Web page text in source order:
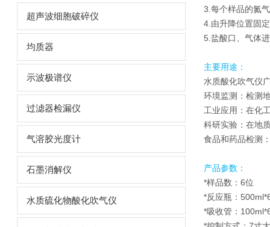
超声波细胞破碎仪
均质器
示波极谱仪
过滤器检漏仪
气溶胶光度计
石墨消解仪
水质硫化物酸化吹气仪
3.每个样品的氮
4.由升降位置固
5.盐酸口、气体
主要用途：
水质酸化吹气仪
环境监测：检测
工业应用：在化
科研实验：在地
食品和药品检测
产品参数：
*样品数：6位
*反应瓶：
*吸收管：